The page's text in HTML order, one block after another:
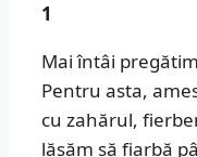
1
Mai întâi
Pentru asta,
cu zahărul,
lăsăm să fiarbă